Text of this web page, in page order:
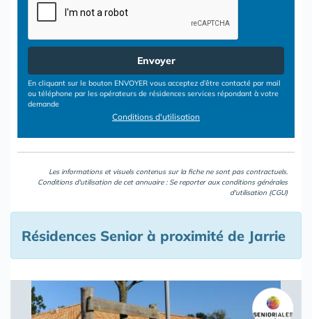
Envoyer
En cliquant sur le bouton ENVOYER vous acceptez d’être contacté par mail
ou téléphone par les opérateurs de résidences services répondant à votre
demande
Conditions d'utilisation
Les informations et visuels contenus sur la fiche ne sont pas contractuels.
Conditions d'utilisation de cet annuaire : Se reporter aux conditions générales
d'utilisation (CGU)
Résidences Senior à proximité de Jarrie